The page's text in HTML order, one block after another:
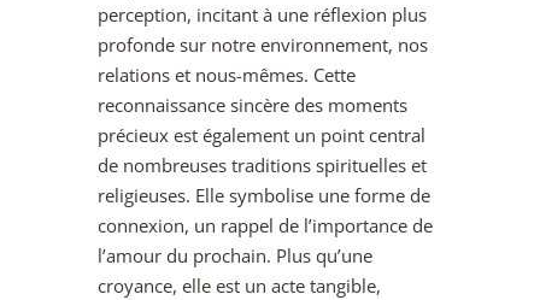
perception, incitant à une réflexion plus
profonde sur notre environnement, nos
relations et nous-mêmes. Cette
reconnaissance sincère des moments
précieux est également un point central
de nombreuses traditions spirituelles et
religieuses. Elle symbolise une forme de
connexion, un rappel de l’importance de
l’amour du prochain. Plus qu’une
croyance, elle est un acte tangible,